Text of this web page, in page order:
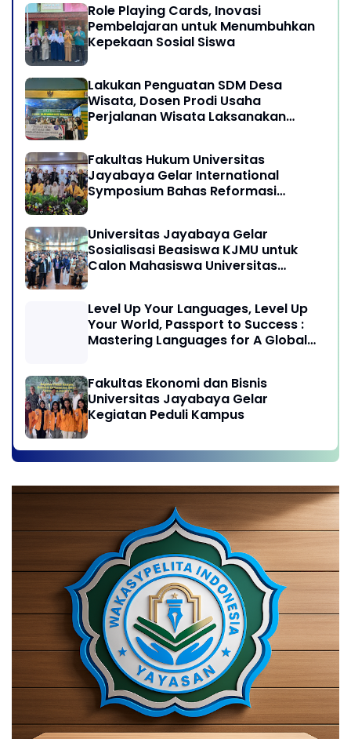
Role Playing Cards, Inovasi
Pembelajaran untuk Menumbuhkan
Kepekaan Sosial Siswa
Lakukan Penguatan SDM Desa
Wisata, Dosen Prodi Usaha
Perjalanan Wisata Laksanakan
Sukamandi Masagi - Kabupaten
Subang, Jawa Barat
Fakultas Hukum Universitas
Jayabaya Gelar International
Symposium Bahas Reformasi
Universitas Jayabaya Gelar
Sosialisasi Beasiswa KJMU untuk
Calon Mahasiswa Universitas
Level Up Your Languages, Level Up
Your World, Passport to Success :
Mastering Languages for A Global
Fakultas Ekonomi dan Bisnis
Universitas Jayabaya Gelar
Kegiatan Peduli Kampus